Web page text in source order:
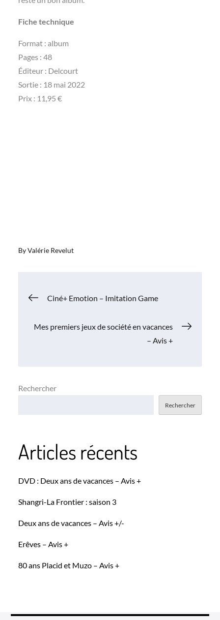
Fiche technique
Format : album
Pages‏ : ‎48
Éditeur‏ : ‎Delcourt
Sortie : 18 mai 2022
Prix : 11,95 €
ByValérie Revelut
Navigation
de
Ciné+ Emotion – Imitation Game
Mes premiers jeux de société en vacances
– Avis +
Rechercher
Rechercher
Articles récents
DVD : Deux ans de vacances – Avis +
Shangri-La Frontier : saison 3
Deux ans de vacances – Avis +/-
Erêves – Avis +
80 ans Placid et Muzo – Avis +